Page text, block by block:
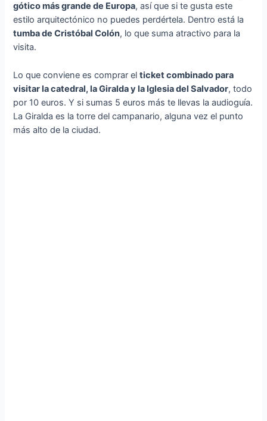
gótico más grande de Europa, así que si te gusta este
estilo arquitectónico no puedes perdértela. Dentro está la
tumba de Cristóbal Colón, lo que suma atractivo para la
visita.
Lo que conviene es comprar elticket combinado para
visitar la catedral, la Giralda y la Iglesia del Salvador, todo
por 10 euros. Y si sumas 5 euros más te llevas la audioguía.
La Giralda es la torre del campanario, alguna vez el punto
más alto de la ciudad.